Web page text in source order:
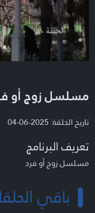
مسلسل زوج أو
تاريخ الحلقة: 2025-06-04
تعريف البرنامج
مسلسل زوج أو فرد
باقي